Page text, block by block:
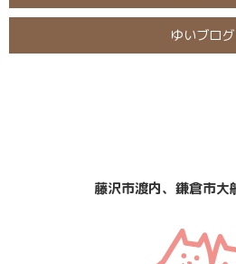
ゆいブログ
藤沢市渡内、鎌倉市大